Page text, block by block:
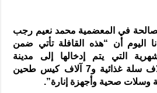
في المعضمية محمد نعيم رجب
اليوم أن “هذه القافلة تأتي ضمن
التي يتم إدخالها إلى مدينة
المعضمية وتتضمن 7 آلاف سلة غذائية و7 آلاف كيس طحين
وسلات صحية وأجهزة إنارة”.